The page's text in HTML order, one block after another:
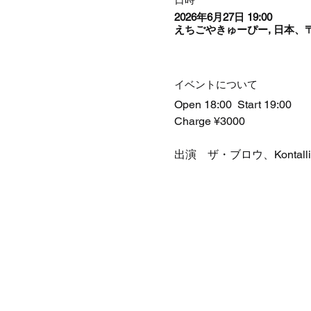
2026年6月27日 19:00
えちごやきゅーぴー, 日本、
イベントについて
Open 18:00  Start 19:00
Charge ¥3000
出演　ザ・ブロウ、